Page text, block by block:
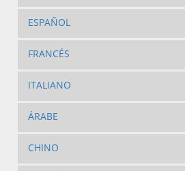
ESPAÑOL
FRANCÉS
ITALIANO
ÁRABE
CHINO